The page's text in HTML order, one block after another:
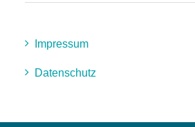
Impressum
Datenschutz